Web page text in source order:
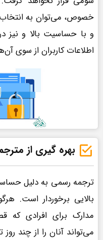
خصوص، می‌توان به
و با حساسیت بالا و نیز
اطلاعات کاربران از سوی
بهره گیری از
ترجمه رسمی به دلیل
بالایی برخوردار است.
مدارک برای افرادی که
می‌تواند آنان را از چند